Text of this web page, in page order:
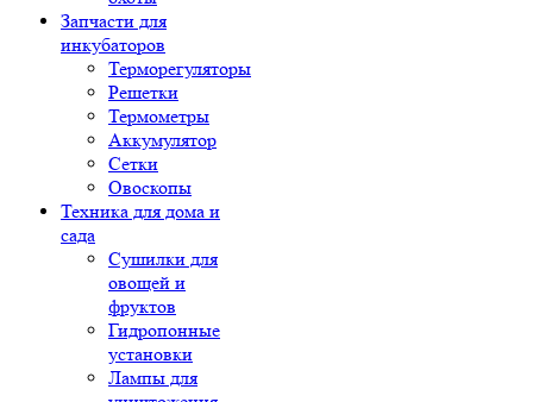
Запчасти для
инкубаторов
Терморегуляторы
Решетки
Термометры
Аккумулятор
Сетки
Овоскопы
Техника для дома и
сада
Сушилки для
овощей и
фруктов
Гидропонные
установки
Лампы для